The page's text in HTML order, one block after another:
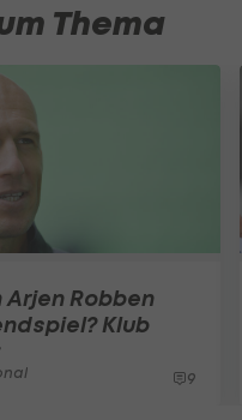
Thema
Arjen Robben
Klub
9